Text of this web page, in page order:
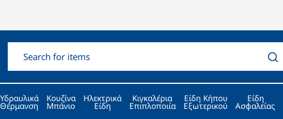
Υδραυλικά
Θέρμανση
Κουζίνα
Μπάνιο
Ηλεκτρικά
Είδη
Κιγκαλέρια
Επιπλοποιία
Είδη Κήπου
Εξωτερικού
Είδη
Ασφαλείας